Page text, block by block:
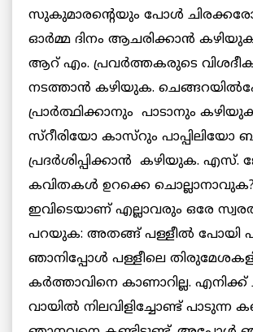
സുകുമാരന്റെയും പോള്‍
ഓര്‍മ്മ ദിനം ആചരിക്കാന്‍
ആറ് എം. പ്രവര്‍ത്തകരുടെ
നടത്താന്‍ കഴിയുക.
പ്രാര്‍ത്ഥിക്കാനും പാടാനും
സ്റീരിയോ കാസ്റും പാപ്പിലിയോ
പ്രദര്‍ശിപ്പിക്കാന്‍ കഴിയുക. എസ്.
കവിതകള്‍ ഉറക്കെ ചൊല്ലാനാവുക?
ഇവിടെയാണ് എല്ലാവരും ഒരേ
പറയുക: അതങ്ങ് പള്ളീല്‍ പോയി
ഞാനിപ്പോള്‍ പള്ളീലെ
കര്‍ത്താവിനെ കാണാറില്ല. എനിക്ക്
വായില്‍ നിലവിളിച്ചോണ്ട് പാടുന്ന